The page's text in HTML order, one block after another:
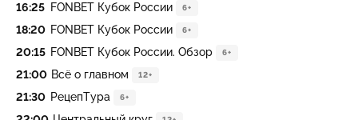
16:25 FONBET Кубок России 6+
18:20 FONBET Кубок России 6+
20:15 FONBET Кубок России. Обзор 6+
21:00 Всё о главном 12+
21:30 РецепТура 6+